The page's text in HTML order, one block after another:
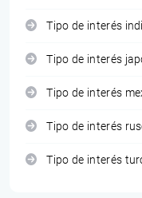
Tipo de interés
Tipo de interés
Tipo de interés
Tipo de interés
Tipo de interés